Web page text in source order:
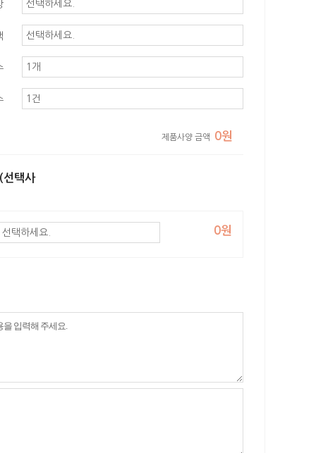
제품사양 금액 0원
선택사
0원